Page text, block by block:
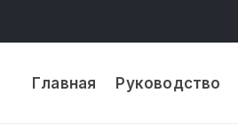
Главная Руководство